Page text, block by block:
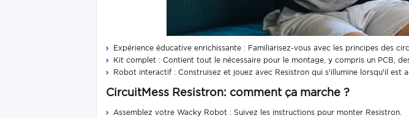
Expérience éducative enrichissante : Familiarisez-vous avec les principes des
Kit complet : Contient tout le nécessaire pour le montage, y compris un PCB,
Robot interactif : Construisez et jouez avec Resistron qui s'illumine lorsqu'il est
CircuitMess Resistron: comment ça marche ?
Assemblez votre Wacky Robot : Suivez les instructions pour monter Resistron.